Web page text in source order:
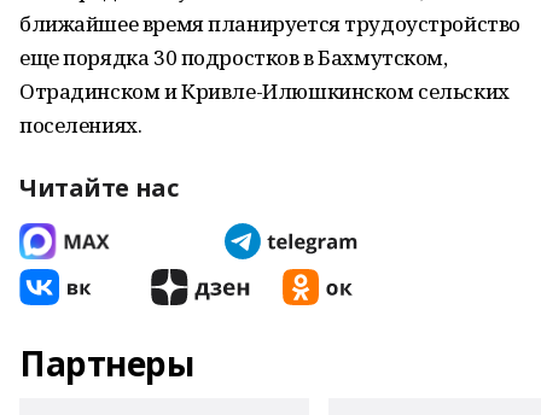
ближайшее время планируется трудоустройство
еще порядка 30 подростков в Бахмутском,
Отрадинском и Кривле-Илюшкинском сельских
поселениях.
Читайте нас
Партнеры